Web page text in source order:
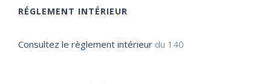
RÉGLEMENT INTÉRIEUR
Consultez le règlement intérieur du 140